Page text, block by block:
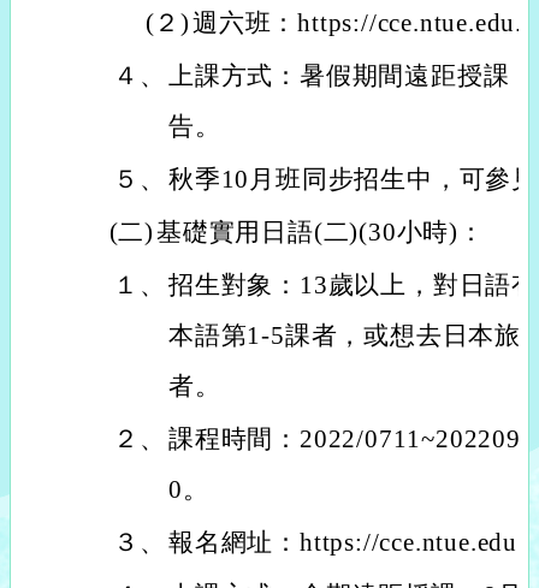
(２)週六班：https://
４、 上課方式：暑假期間遠距授課
告。
５、 秋季10月班同步招生中，可參
(二)基礎實用日語(二)(30小時)：
１、 招生對象：13歲以上，對日語
本語第1-5課者，或想去日本旅
者。
２、 課程時間：2022/
0。
３、 報名網址：https://